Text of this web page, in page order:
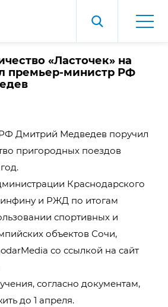
«Ласточек» на
премьер-министр РФ
Дмитрий Медведев поручил
пригородных поездов
Краснодарского
и РЖД по итогам
спортивных и
объектов Сочи,
со ссылкой на сайт
согласно документам,
до 1 апреля.